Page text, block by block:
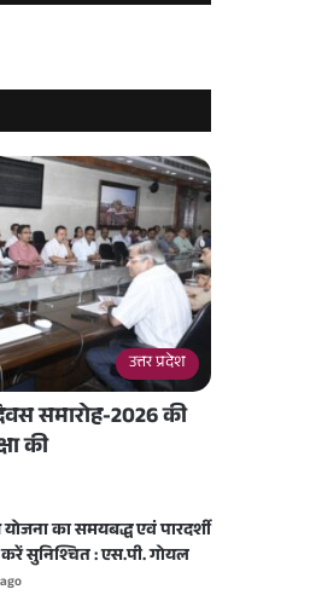
उत्तर प्रदेश
समारोह-2026 की
की
योजना का समयबद्ध एवं पारदर्शी
सुनिश्चित : एस.पी. गोयल